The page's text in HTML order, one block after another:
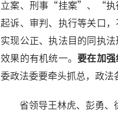
立案、刑事“挂案”、“执
起诉、审判、执行等关口
实现公正、执法目的同执
效果的有机统一。 要在加
委政法委要牵头抓总，政法
省领导王林虎、彭勇、